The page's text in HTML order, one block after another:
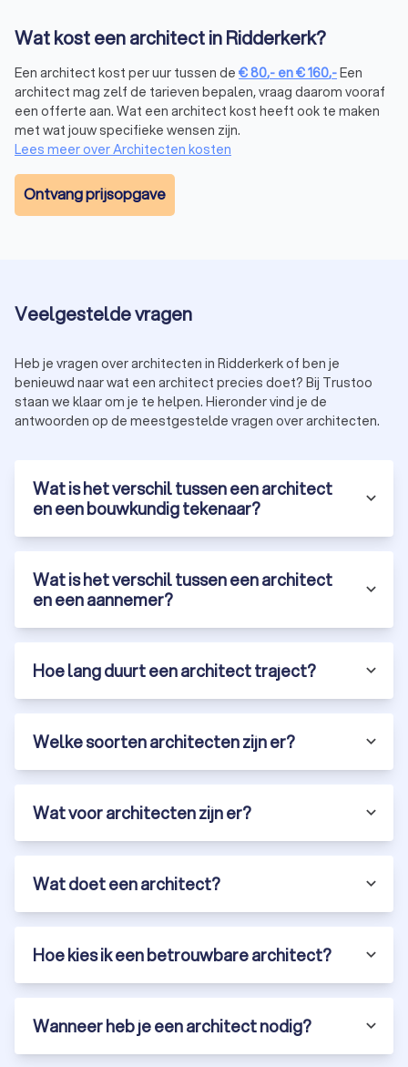
Wat kost een architect in Ridderkerk?
Een architect kost per uur tussen de €80,- en€160,-Een
architect mag zelf de tarieven bepalen, vraag daarom vooraf
een offerte aan. Wat een architect kost heeft ook te maken
met wat jouw specifieke wensen zijn.
Lees meer over Architecten kosten
Ontvang prijsopgave
Veelgestelde vragen
Heb je vragen over architecten in Ridderkerk of ben je
benieuwd naar wat een architect precies doet? Bij Trustoo
staan we klaar om je te helpen. Hieronder vind je de
antwoorden op de meestgestelde vragen over architecten.
Wat is het verschil tussen een architect
en een bouwkundig tekenaar?
Wat is het verschil tussen een architect
en een aannemer?
Hoe lang duurt een architect traject?
Welke soorten architecten zijn er?
Wat voor architecten zijn er?
Wat doet een architect?
Hoe kies ik een betrouwbare architect?
Wanneer heb je een architect nodig?